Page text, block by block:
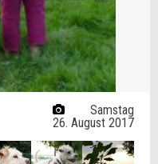
Samstag
26. August 2017